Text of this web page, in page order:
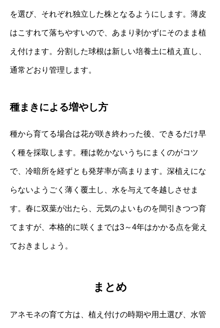
を選び、それぞれ独立した株となるようにします。薄皮
はこすれて落ちやすいので、あまり剥かずにそのまま植
え付けます。分割した球根は新しい培養土に植え直し、
通常どおり管理します。
種まきによる増やし方
種から育てる場合は花が咲き終わった後、できるだけ早
く種を採取します。種は乾かないうちにまくのがコツ
で、冷暗所を経ずとも発芽率が高まります。深植えにな
らないようごく薄く覆土し、水を与えて冬越しさせま
す。春に双葉が出たら、元気のよいものを間引きつつ育
てますが、本格的に咲くまでは3～4年はかかる点を覚え
ておきましょう。
まとめ
アネモネの育て方は、植え付けの時期や用土選び、水管